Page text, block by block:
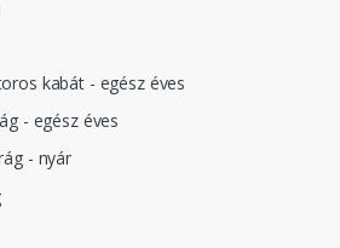
kabát - egész éves
- egész éves
- nyár